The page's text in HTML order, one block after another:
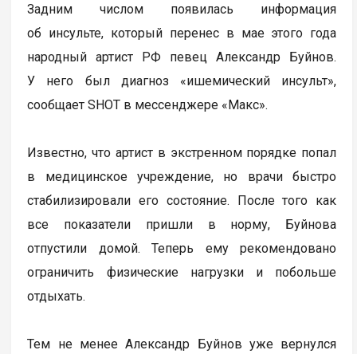
Задним числом появилась информация
об инсульте, который перенес в мае этого года
народный артист РФ певец Александр Буйнов.
У него был диагноз «ишемический инсульт»,
сообщает SHOT в мессенджере «Макс».
Известно, что артист в экстренном порядке попал
в медицинское учреждение, но врачи быстро
стабилизировали его состояние. После того как
все показатели пришли в норму, Буйнова
отпустили домой. Теперь ему рекомендовано
ограничить физические нагрузки и побольше
отдыхать.
Тем не менее Александр Буйнов уже вернулся